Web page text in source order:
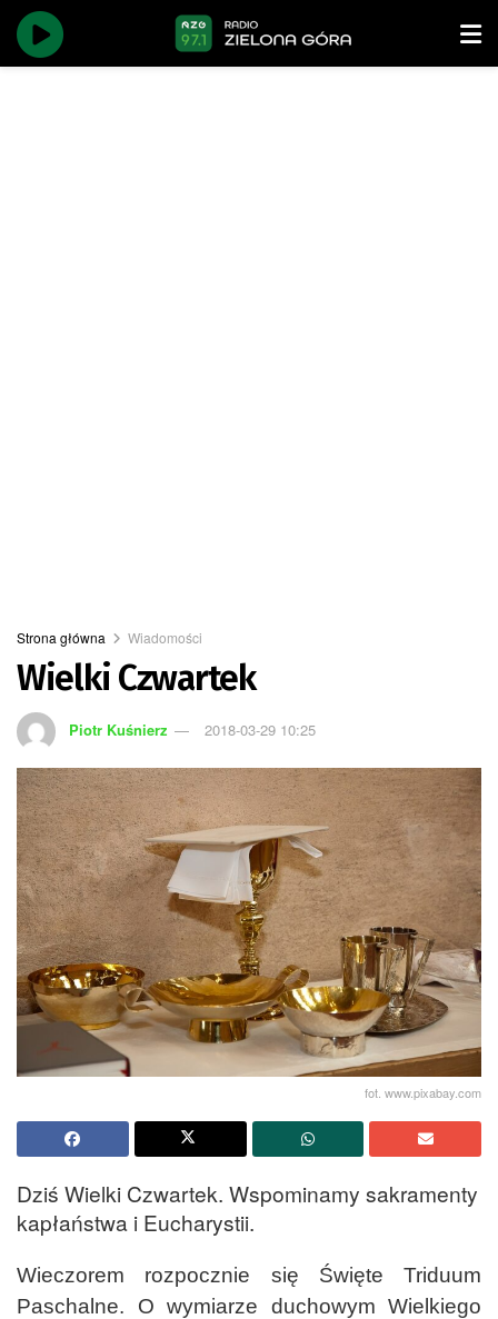
Strona główna Wiadomości
Wielki Czwartek
Piotr Kuśnierz 2018-03-29 10:25
fot. www.pixabay.com
Dziś Wielki Czwartek. Wspominamy sakramenty
kapłaństwa i Eucharystii.
Wieczorem rozpocznie się Święte Triduum
Paschalne. O wymiarze duchowym Wielkiego